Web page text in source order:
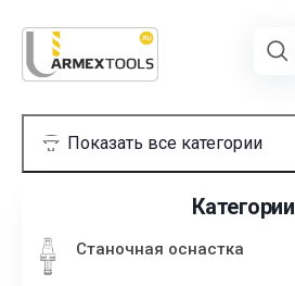
Категории
Станочная оснастка